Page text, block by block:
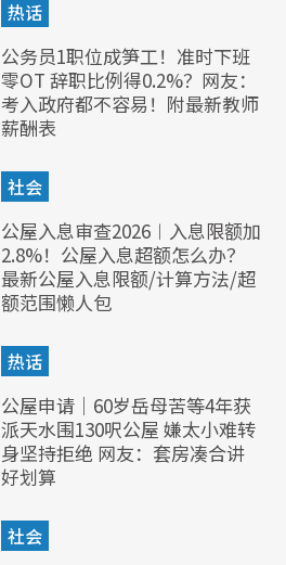
热话
公务员1职位成笋工！准时下班
零OT 辞职比例得0.2%？网友：
考入政府都不容易！附最新教师
薪酬表
社会
公屋入息审查2026︱入息限额加
2.8%！公屋入息超额怎么办？
最新公屋入息限额/计算方法/超
额范围懒人包
热话
公屋申请｜60岁岳母苦等4年获
派天水围130呎公屋 嫌太小难转
身坚持拒绝 网友：套房凑合讲
好划算
社会